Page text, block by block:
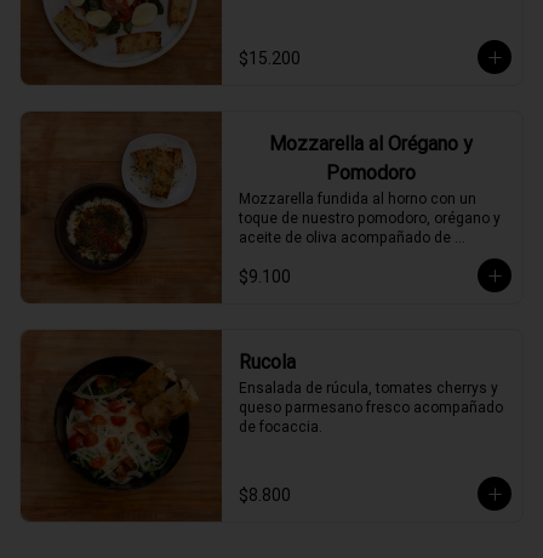
$15.200
Mozzarella al Orégano y
Pomodoro
Mozzarella fundida al horno con un
toque de nuestro pomodoro, orégano y
aceite de oliva acompañado de
$9.100
Rucola
Ensalada de rúcula, tomates cherrys y
queso parmesano fresco acompañado
de focaccia.
$8.800